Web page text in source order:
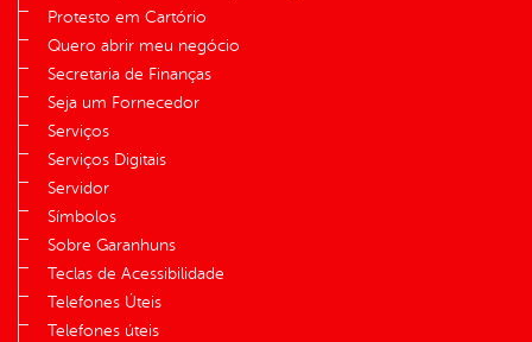
Protesto em Cartório
Quero abrir meu negócio
Secretaria de Finanças
Seja um Fornecedor
Serviços
Serviços Digitais
Servidor
Símbolos
Sobre Garanhuns
Teclas de Acessibilidade
Telefones Úteis
Telefones úteis